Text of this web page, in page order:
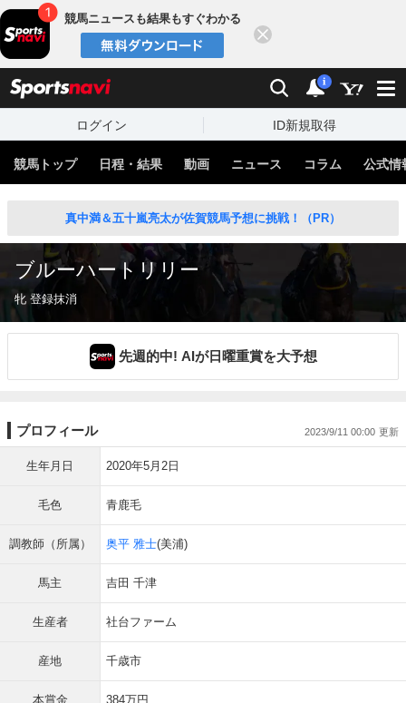
競馬ニュースも結果もすぐわかる
検索 通知
i
ログイン ID新規取得
競馬トップ 日程・結果 動画 ニュース コラム 公式情
真中満＆五十嵐亮太が佐賀競馬予想に挑戦！（PR）
ブルーハートリリー
牝 登録抹消
先週的中! AIが日曜重賞を大予想
プロフィール 2023/9/11 00:00
生年月日 2020年5月2日
毛色 青鹿毛
調教師（所属） 奥平 雅士(美浦)
馬主 吉田 千津
生産者 社台ファーム
産地 千歳市
本賞金 384万円